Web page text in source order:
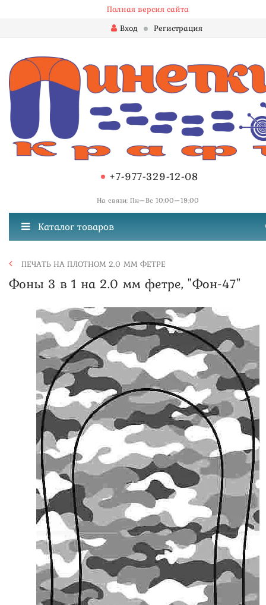
Полная версия сайта
Вход
Регистрация
+7-977-329-12-08
На связи: Пн—Вс 10:00—19:00
Каталог товаров
ПЕЧАТЬ НА ПЛОТНОМ 2.0 ММ ФЕТРЕ
Фоны 3 в 1 на 2.0 мм фетре, "Фон-47"